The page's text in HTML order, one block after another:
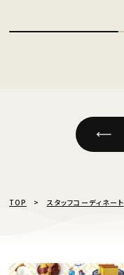
TOP スタッフコーディネート